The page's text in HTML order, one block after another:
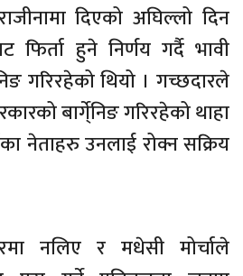
दिएको अघिल्लो दिन
फिर्ता हुने निर्णय गर्दै भावी
गरिरहेको थियो । गच्छदारले
बार्गे्निङ गरिरहेको थाहा
नेताहरु उनलाई रोक्न सक्रिय
नलिए र मधेसी मोर्चाले